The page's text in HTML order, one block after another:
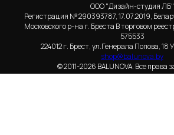
ООО "Дизайн-студия ЛБ"
Регистрация № 290393787, 17.07.2019,
Московского р-на г. Бреста В торговом
575533
224012 г. Брест, ул.Генерала Попова,
shop@balunova.by
© 2011-2026 BALUNOVA. Все